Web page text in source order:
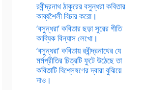
রবীন্দ্রনাথ ঠাকুরের বসুন্ধরা কবিতার
কাব্যশৈলী বিচার করো।
‘বসুন্ধরা’ কবিতার ছড়া সুরের গীতি
কাব্যিক বিন্যাস লেখো।
‘বসুন্ধরা’ কবিতায় রবীন্দ্রনাথের যে
মর্মপ্রীতির চিত্রটি ফুটে উঠেছে তা
কবিতাটি বিশ্লেষণের দ্বারা বুঝিয়ে
দাও।